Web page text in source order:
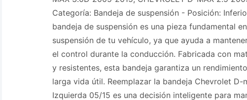
Categoría: Bandeja de suspensión - Posición:
bandeja de suspensión es una pieza fundamental
suspensión de tu vehículo, ya que ayuda a
el control durante la conducción. Fabricada con
y resistentes, esta bandeja garantiza un
larga vida útil. Reemplazar la bandeja Chevrolet
Izquierda 05/15 es una decisión inteligente para